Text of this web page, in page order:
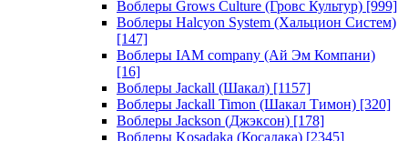
Воблеры Grows Culture (Гровс Культур) [999]
Воблеры Halcyon System (Хальцион Систем)
[147]
Воблеры IAM company (Ай Эм Компани)
[16]
Воблеры Jackall (Шакал) [1157]
Воблеры Jackall Timon (Шакал Тимон) [320]
Воблеры Jackson (Джэксон) [178]
Воблеры Kosadaka (Косадака) [2345]